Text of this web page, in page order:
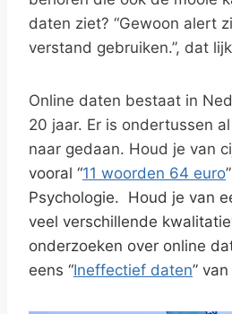
daten ziet? “Gewoon alert
verstand gebruiken.”, dat
Online daten bestaat in
20 jaar. Er is ondertussen
naar gedaan. Houd je van
vooral “11 woorden 64 euro
Psychologie. Houd je van
veel verschillende
onderzoeken over online
eens “Ineffectief daten”